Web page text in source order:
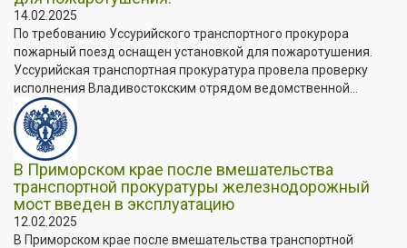
14.02.2025
По требованию Уссурийского транспортного прокурора
пожарный поезд оснащен установкой для пожаротушения.
Уссурийская транспортная прокуратура провела проверку
исполнения Владивостокским отрядом ведомственной...
В Приморском крае после вмешательства
транспортной прокуратуры железнодорожный
мост введен в эксплуатацию
12.02.2025
В Приморском крае после вмешательства транспортной